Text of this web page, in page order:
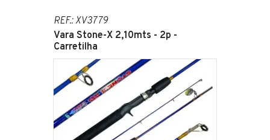
REF.: XV3779
Vara Stone-X 2,10mts - 2p -
Carretilha